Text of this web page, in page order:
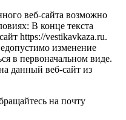
веб-сайта возможно
В конце текста
https://vestikavkaza.ru.
изменение
в первоначальном виде.
данный веб-сайт из
на почту